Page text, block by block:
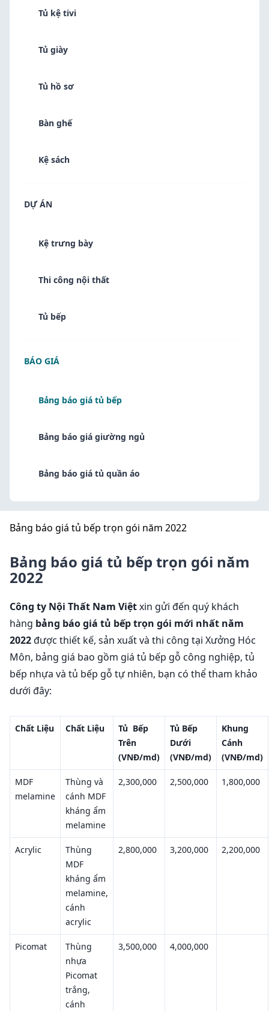
Tủ kệ tivi
Tủ giày
Tủ hồ sơ
Bàn ghế
Kệ sách
DỰ ÁN
Kệ trưng bày
Thi công nội thất
Tủ bếp
BÁO GIÁ
Bảng báo giá tủ bếp
Bảng báo giá giường ngủ
Bảng báo giá tủ quần áo
Bảng báo giá tủ bếp trọn gói năm 2022
Bảng báo giá tủ bếp trọn gói năm
2022
Công ty Nội Thất Nam Việtxin gửi đến quý khách
hàng bảng báo giá tủ bếp trọn gói mới nhất năm
2022được thiết kế, sản xuất và thi công tại Xưởng Hóc
Môn, bảng giá bao gồm giá tủ bếp gỗ công nghiệp, tủ
bếp nhựa và tủ bếp gỗ tự nhiên, bạn có thể tham khảo
dưới đây:
Chất Liệu Chất Liệu
Tủ Bếp
Trên
(VNĐ/md)
Tủ Bếp
Dưới
(VNĐ/md)
Khung
Cánh
(VNĐ/md)
MDF
melamine
Thùng và
cánh MDF
kháng ẩm
melamine
2,300,000 2,500,000 1,800,000
Acrylic
Thùng
MDF
kháng ẩm
melamine,
cánh
acrylic
2,800,000 3,200,000 2,200,000
Picomat
Thùng
nhựa
Picomat
trắng,
cánh
3,500,000 4,000,000